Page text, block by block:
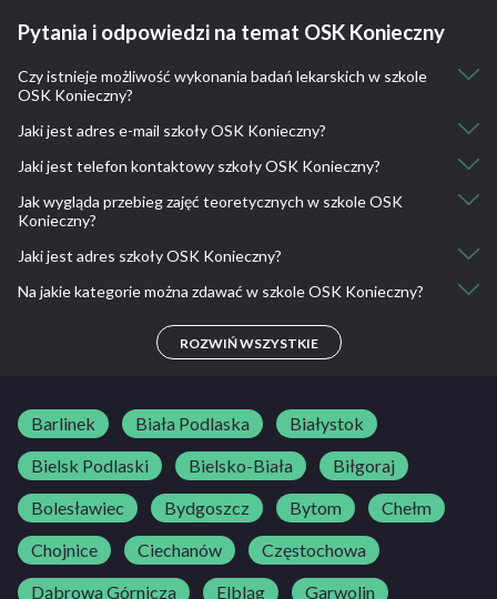
Pytania i odpowiedzi na temat OSK Konieczny
Czy istnieje możliwość wykonania badań lekarskich w szkole
OSK Konieczny?
Nie, nie ma takiej możliwości.
Jaki jest adres e-mail szkoły OSK Konieczny?
info@koniecznyosk.pl
Jaki jest telefon kontaktowy szkoły OSK Konieczny?
604 450 071
Jak wygląda przebieg zajęć teoretycznych w szkole OSK
Konieczny?
Szkolenie teoretycznie z wykorzystaniem nowoczesnych
programów multimedialnych
Jaki jest adres szkoły OSK Konieczny?
Dworcowa 29, 64-120 Krzemieniewo, Polska
Na jakie kategorie można zdawać w szkole OSK Konieczny?
ROZWIŃ WSZYSTKIE
Barlinek Biała Podlaska
Białystok
Bielsk Podlaski
Bielsko-Biała
Biłgoraj
Bolesławiec
Bydgoszcz Bytom
Chełm
Chojnice
Ciechanów
Częstochowa
Dąbrowa Górnicza
Elbląg
Garwolin